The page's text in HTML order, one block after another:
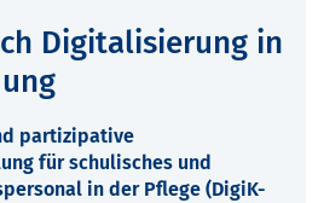
Digitalisierung in
partizipative
für schulisches und
in der Pflege (DigiK-